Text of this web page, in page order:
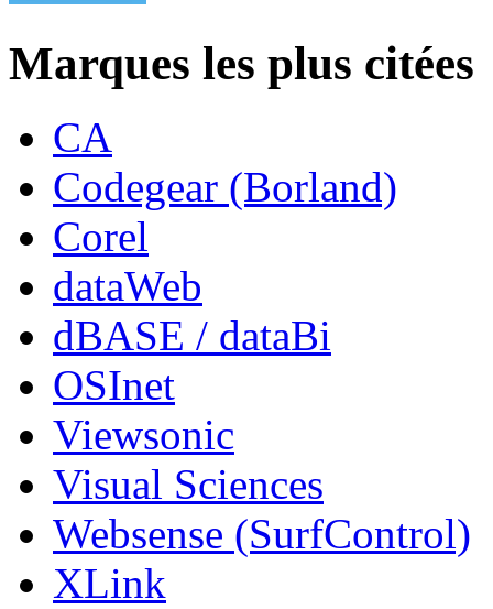
Marques les plus citées
CA
Codegear (Borland)
Corel
dataWeb
dBASE / dataBi
OSInet
Viewsonic
Visual Sciences
Websense (SurfControl)
XLink